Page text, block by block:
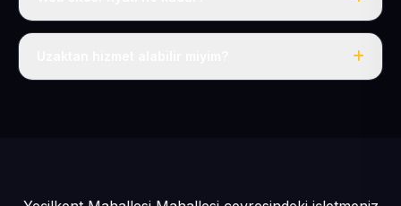
Tek fiyat: yılda 50 USD + KDV, her şey dahil.